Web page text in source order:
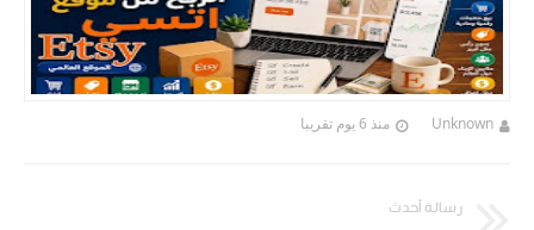
Unknown منذ 6 يوم تقريبا
رسالة أحدث